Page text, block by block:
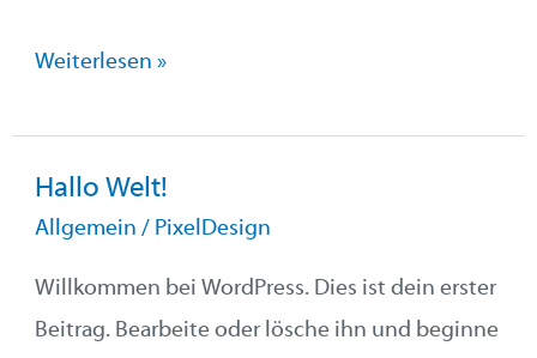
Weiterlesen »
Hallo Welt!
Allgemein / PixelDesign
Willkommen bei WordPress. Dies ist dein erster
Beitrag. Bearbeite oder lösche ihn und beginne
Hallo
Welt!